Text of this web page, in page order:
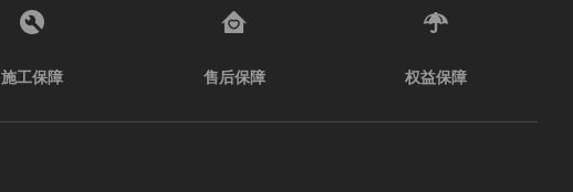
施工保障 售后保障 权益保障